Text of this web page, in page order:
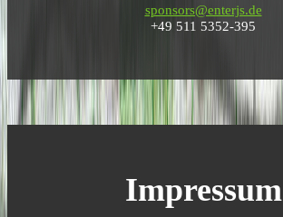
sponsors@enterjs.de
+49 511 5352-395
Impressum